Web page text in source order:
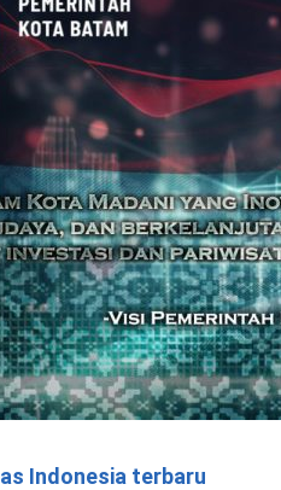
Indonesia terbaru